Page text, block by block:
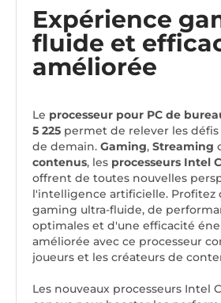
Expérience
fluide et
améliorée
Le processeur pour PC de
5 225 permet de relever les
de demain. Gaming, Streaming
contenus, les processeurs Intel
offrent de toutes nouvelles
l'intelligence artificielle. Profitez
gaming ultra-fluide, de
optimales et d'une efficacité
améliorée avec ce processeur
joueurs et les créateurs de
Les nouveaux processeurs Intel